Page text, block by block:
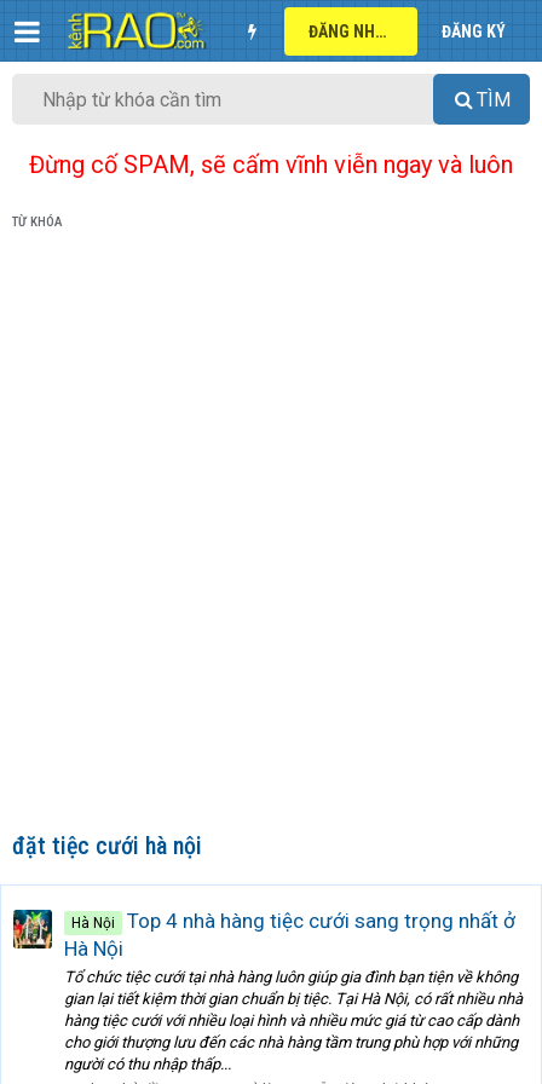
ĐĂNG NHẬP ĐĂNG KÝ
TÌM
Đừng cố SPAM, sẽ cấm vĩnh viễn ngay và luôn
TỪ KHÓA
đặt tiệc cưới hà nội
Hà Nội
Top 4 nhà hàng tiệc cưới sang trọng nhất ở
Hà Nội
Tổ chức tiệc cưới tại nhà hàng luôn giúp gia đình bạn tiện về không
gian lại tiết kiệm thời gian chuẩn bị tiệc. Tại Hà Nội, có rất nhiều nhà
hàng tiệc cưới với nhiều loại hình và nhiều mức giá từ cao cấp dành
cho giới thượng lưu đến các nhà hàng tầm trung phù hợp với những
người có thu nhập thấp...